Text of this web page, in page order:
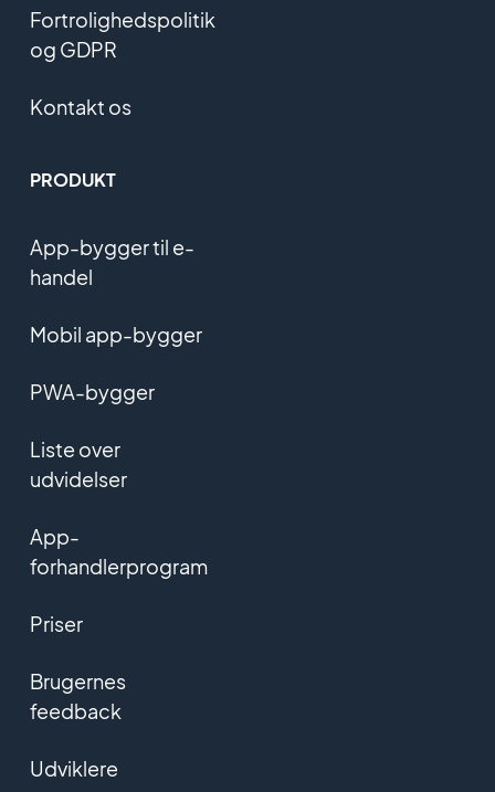
Fortrolighedspolitik
og GDPR
Kontakt os
PRODUKT
App-bygger til e-
handel
Mobil app-bygger
PWA-bygger
Liste over
udvidelser
App-
forhandlerprogram
Priser
Brugernes
feedback
Udviklere